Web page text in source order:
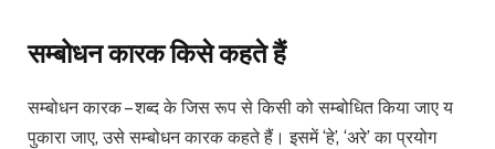
सम्बोधन कारक किसे कहते हैं
सम्बोधन कारक – शब्द के जिस रूप से किसी को सम्बोधित किया जाए य
पुकारा जाए, उसे सम्बोधन कारक कहते हैं। इसमें ‘हे’, ‘अरे’ का प्रयोग